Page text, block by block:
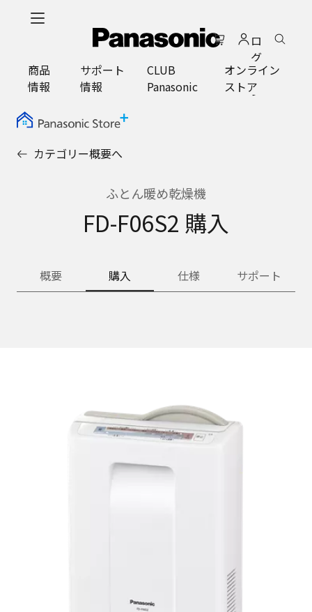
ロ
グ
イ
ン
商品
情報
サポート
情報
CLUB
Panasonic
オンライン
ストア
カテゴリー概要へ
ふとん暖め乾燥機
FD-F06S2 購入
概要 購入 仕様 サポート